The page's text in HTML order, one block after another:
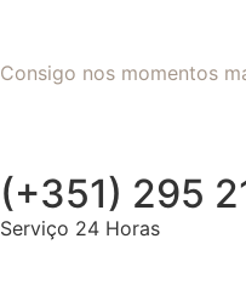
Consigo nos momentos
(+351) 295
Serviço 24 Horas